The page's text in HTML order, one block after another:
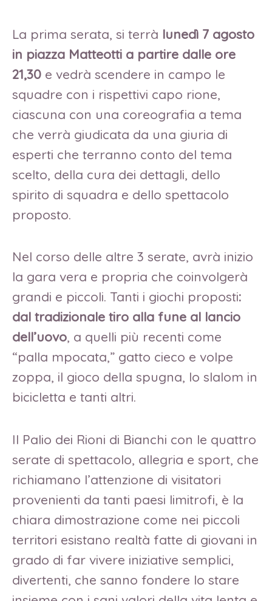
La prima serata, si terrà lunedì 7 agosto
in piazza Matteotti a partire dalle ore
21,30 e vedrà scendere in campo le
squadre con i rispettivi capo rione,
ciascuna con una coreografia a tema
che verrà giudicata da una giuria di
esperti che terranno conto del tema
scelto, della cura dei dettagli, dello
spirito di squadra e dello spettacolo
proposto.
Nel corso delle altre 3 serate, avrà inizio
la gara vera e propria che coinvolgerà
grandi e piccoli. Tanti i giochi proposti:
dal tradizionale tiro alla fune al lancio
dell’uovo, a quelli più recenti come
“palla mpocata,” gatto cieco e volpe
zoppa, il gioco della spugna, lo slalom in
bicicletta e tanti altri.
Il Palio dei Rioni di Bianchi con le quattro
serate di spettacolo, allegria e sport, che
richiamano l’attenzione di visitatori
provenienti da tanti paesi limitrofi, è la
chiara dimostrazione come nei piccoli
territori esistano realtà fatte di giovani in
grado di far vivere iniziative semplici,
divertenti, che sanno fondere lo stare